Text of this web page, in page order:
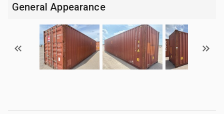
General Appearance